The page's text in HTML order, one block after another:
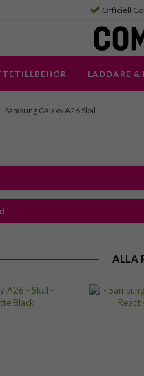
Officiell
LADDARE &
Samsung Galaxy A26 Skal
ALLA